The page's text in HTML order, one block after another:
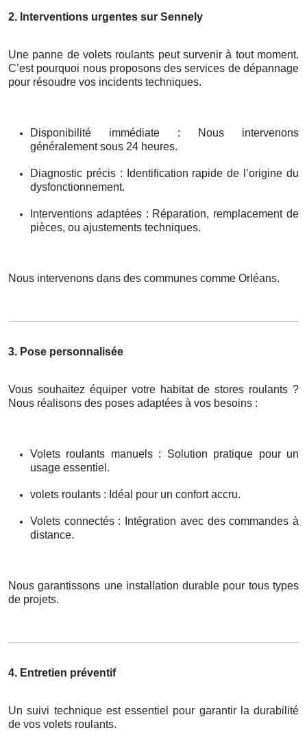
2. Interventions urgentes sur Sennely
Une panne de volets roulants peut survenir à tout moment.
C’est pourquoi nous proposons des services de dépannage
pour résoudre vos incidents techniques.
Disponibilité immédiate : Nous intervenons
généralement sous 24 heures.
Diagnostic précis : Identification rapide de l’origine du
dysfonctionnement.
Interventions adaptées : Réparation, remplacement de
pièces, ou ajustements techniques.
Nous intervenons dans des communes comme Orléans.
3. Pose personnalisée
Vous souhaitez équiper votre habitat de stores roulants ?
Nous réalisons des poses adaptées à vos besoins :
Volets roulants manuels : Solution pratique pour un
usage essentiel.
volets roulants : Idéal pour un confort accru.
Volets connectés : Intégration avec des commandes à
distance.
Nous garantissons une installation durable pour tous types
de projets.
4. Entretien préventif
Un suivi technique est essentiel pour garantir la durabilité
de vos volets roulants.